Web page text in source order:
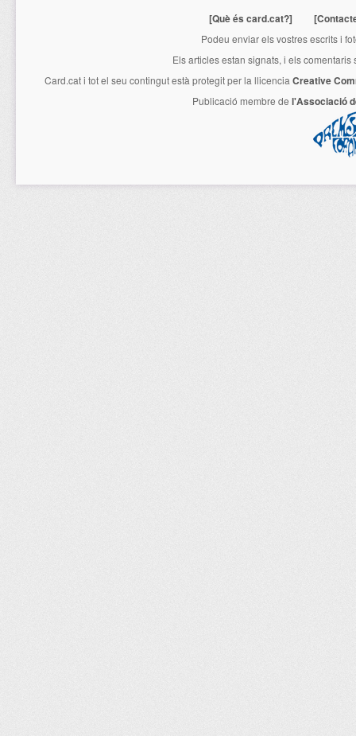
[Què és card.cat?]
Podeu enviar els vostres escrits i
Els articles estan signats, i els
Card.cati tot el seu contingut està protegit per la llicencia Creative
Publicació membre de l'Associació